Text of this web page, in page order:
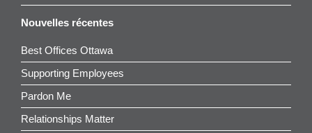
Nouvelles récentes
Best Offices Ottawa
Supporting Employees
Pardon Me
Relationships Matter